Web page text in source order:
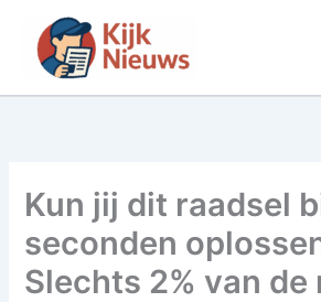
inhoud
Kun jij dit raadsel
seconden
Slechts 2% van de